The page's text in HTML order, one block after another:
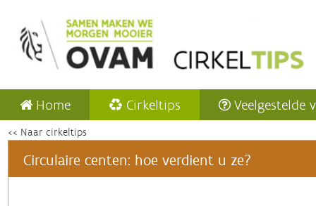
Home Cirkeltips Veelgestelde
<< Naar cirkeltips
Circulaire centen: hoe verdient u ze?